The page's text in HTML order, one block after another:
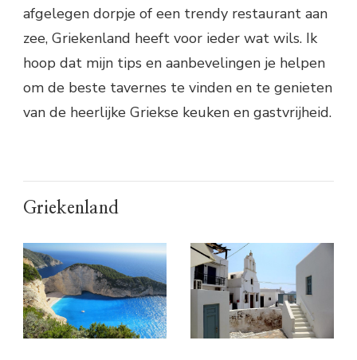
afgelegen dorpje of een trendy restaurant aan
zee, Griekenland heeft voor ieder wat wils. Ik
hoop dat mijn tips en aanbevelingen je helpen
om de beste tavernes te vinden en te genieten
van de heerlijke Griekse keuken en gastvrijheid.
Griekenland